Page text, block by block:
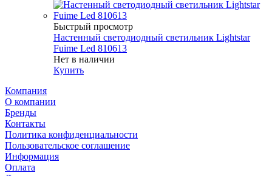
Быстрый просмотр
Настенный светодиодный светильник Lightstar
Fuime Led 810613
Нет в наличии
Купить
Компания
О компании
Бренды
Контакты
Политика конфиденциальности
Пользовательское соглашение
Информация
Оплата